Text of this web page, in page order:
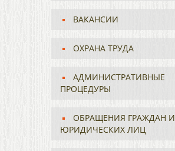
ВАКАНСИИ
ОХРАНА ТРУДА
АДМИНИСТРАТИВНЫЕ
ПРОЦЕДУРЫ
ОБРАЩЕНИЯ ГРАЖДАН И
ЮРИДИЧЕСКИХ ЛИЦ